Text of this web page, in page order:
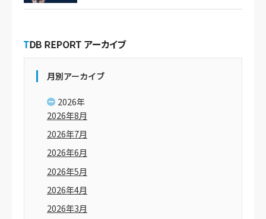
月別アーカイブ
2026年
2026年8月
2026年7月
2026年6月
2026年5月
2026年4月
2026年3月